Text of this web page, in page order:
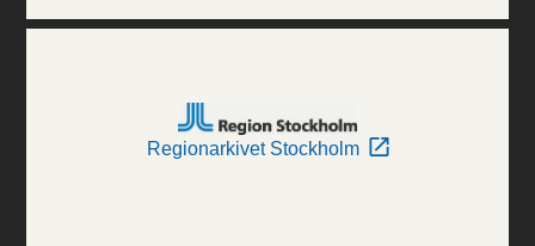
Regionarkivet Stockholm